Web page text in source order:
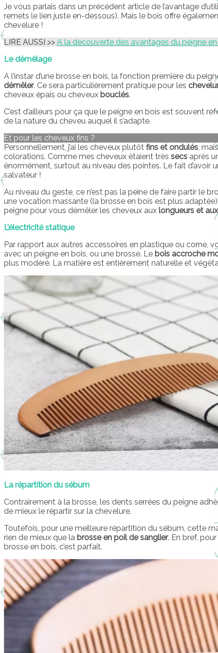
Je vous parlais dans un précédent article de l’avantage
remets le lien juste en-dessous). Mais le bois offre
chevelure !
LIRE AUSSI >> A la découverte des avantages du peigne
Le démêlage
A l’instar d’une brosse en bois, la fonction première du
démêler. Ce sera particulièrement pratique pour les
cheveux épais ou cheveux bouclés.
C’est d’ailleurs pour ça que le peigne en bois est souvent
de la nature du cheveu auquel il s’adapte.
Et pour les cheveux fins ?
Personnellement, j’ai les cheveux plutôt fins et ondulés,
colorations. Comme mes cheveux étaient très secs après
énormément, surtout au niveau des pointes. Le fait d’avoir
salvateur !
Au niveau du geste, ce n’est pas la peine de faire partir le
une vocation massante (la brosse en bois est plus
peigne pour vous démêler les cheveux aux longueurs et
L’électricité statique
Par rapport aux autres accessoires en plastique ou corne,
avec un peigne en bois, ou une brosse. Le bois accroche
plus modéré. La matière est entièrement naturelle et
La répartition du sébum
Contrairement à la brosse, les dents serrées du peigne
de mieux le répartir sur la chevelure.
Toutefois, pour une meilleure répartition du sébum, cette
rien de mieux que la brosse en poil de sanglier. En bref,
brosse en bois, c’est parfait.